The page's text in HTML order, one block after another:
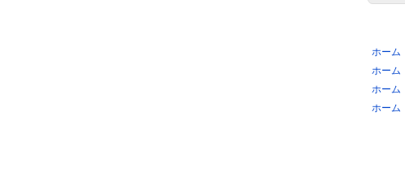
ホーム
ホーム
ホーム
ホーム